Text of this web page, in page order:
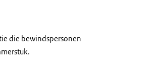
die bewindspersonen